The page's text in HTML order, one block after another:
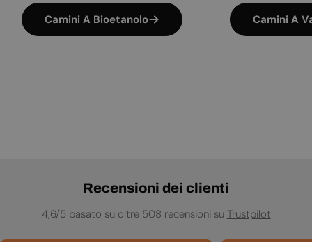
Camini A Bioetanolo Camini A
Recensioni dei clienti
4,6/5 basato su oltre 508 recensioni su Trustpilot